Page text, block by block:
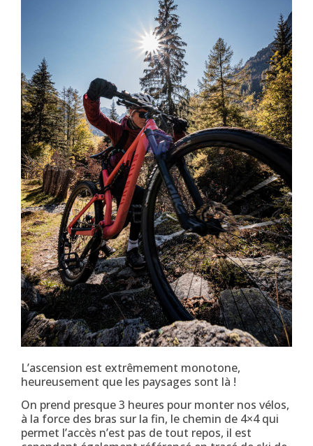
L’ascension est extrêmement monotone,
heureusement que les paysages sont là !
On prend presque 3 heures pour monter nos vélos,
à la force des bras sur la fin, le chemin de 4×4 qui
permet l’accès n’est pas de tout repos, il est